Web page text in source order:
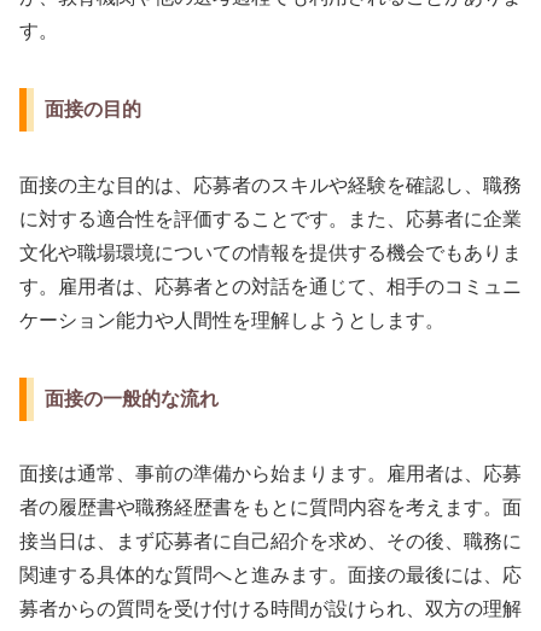
す。
面接の目的
面接の主な目的は、応募者のスキルや経験を確認し、職務
に対する適合性を評価することです。また、応募者に企業
文化や職場環境についての情報を提供する機会でもありま
す。雇用者は、応募者との対話を通じて、相手のコミュニ
ケーション能力や人間性を理解しようとします。
面接の一般的な流れ
面接は通常、事前の準備から始まります。雇用者は、応募
者の履歴書や職務経歴書をもとに質問内容を考えます。面
接当日は、まず応募者に自己紹介を求め、その後、職務に
関連する具体的な質問へと進みます。面接の最後には、応
募者からの質問を受け付ける時間が設けられ、双方の理解